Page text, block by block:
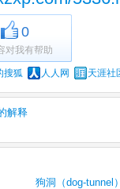
0
对我有帮助
搜狐 人人网 天涯社
解释
狗洞（dog-tunnel